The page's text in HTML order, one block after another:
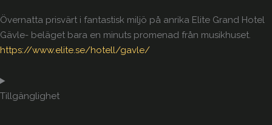
Övernatta prisvärt i fantastisk miljö på anrika Elite Grand Hotel
Gävle- beläget bara en minuts promenad från musikhuset.
https://www.elite.se/hotell/gavle/
Tillgänglighet